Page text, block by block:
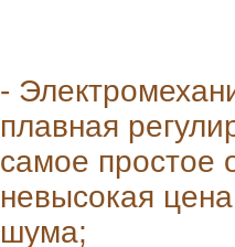
-
плавная
самое простое
невысокая
шума;